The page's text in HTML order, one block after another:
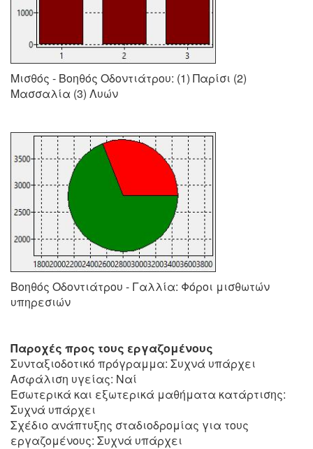
Μισθός - Βοηθός Οδοντιάτρου: (1) Παρίσι (2)
Μασσαλία (3) Λυών
Βοηθός Οδοντιάτρου - Γαλλία: Φόροι μισθωτών
υπηρεσιών
Παροχές προς τους εργαζομένους
Συνταξιοδοτικό πρόγραμμα: Συχνά υπάρχει
Ασφάλιση υγείας: Ναί
Εσωτερικά και εξωτερικά μαθήματα κατάρτισης:
Συχνά υπάρχει
Σχέδιο ανάπτυξης σταδιοδρομίας για τους
εργαζομένους: Συχνά υπάρχει